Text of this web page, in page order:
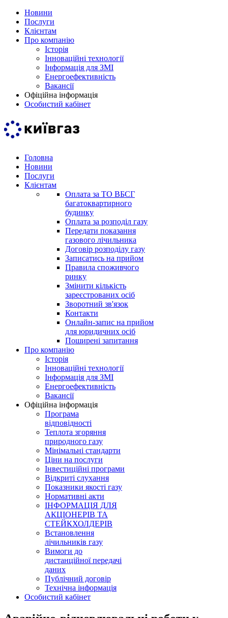
Новини
Послуги
Клієнтам
Про компанію
Історія
Інноваційні технології
Інформація для ЗМІ
Енергоефективність
Вакансії
Офіційна інформація
Особистий кабінет
Головна
Новини
Послуги
Клієнтам
Оплата за ТО ВБСГ
багатоквартирного
будинку
Оплата за розподіл газу
Передати показання
газового лічильника
Договір розподілу газу
Записатись на прийом
Правила споживчого
ринку
Змінити кількість
зареєстрованих осіб
Зворотний зв'язок
Контакти
Онлайн-запис на прийом
для юридичних осіб
Поширені запитання
Про компанію
Історія
Інноваційні технології
Інформація для ЗМІ
Енергоефективність
Вакансії
Офіційна інформація
Програма
відповідності
Теплота згоряння
природного газу
Мінімальні стандарти
Ціни на послуги
Інвестиційні програми
Відкриті слухання
Показники якості газу
Нормативні акти
ІНФОРМАЦІЯ ДЛЯ
АКЦІОНЕРІВ ТА
СТЕЙКХОЛДЕРІВ
Встановлення
лічильників газу
Вимоги до
дистанційної передачі
даних
Публічний договір
Технічна інформація
Особистий кабінет